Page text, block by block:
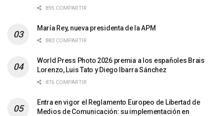
895 COMPARTIR
María Rey, nueva presidenta de la APM
883 COMPARTIR
World Press Photo 2026 premia a los españoles Brais
Lorenzo, Luis Tato y Diego Ibarra Sánchez
876 COMPARTIR
Entra en vigor el Reglamento Europeo de Libertad de
Medios de Comunicación: su implementación en